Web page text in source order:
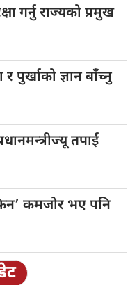
गर्नु राज्यको प्रमुख
पुर्खाको ज्ञान बाँच्नु
तपाईं
कमजोर भए पनि